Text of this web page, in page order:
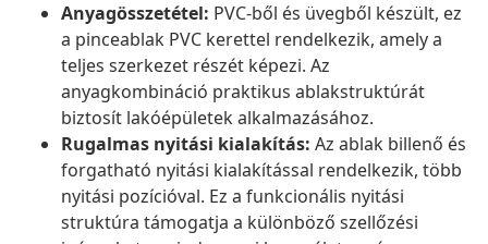
Anyagösszetétel: PVC-ből és üvegből készült, ez
a pinceablak PVC kerettel rendelkezik, amely a
teljes szerkezet részét képezi. Az
anyagkombináció praktikus ablakstruktúrát
biztosít lakóépületek alkalmazásához.
Rugalmas nyitási kialakítás: Az ablak billenő és
forgatható nyitási kialakítással rendelkezik, több
nyitási pozícióval. Ez a funkcionális nyitási
struktúra támogatja a különböző szellőzési